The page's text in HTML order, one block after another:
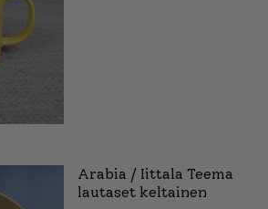
Arabia / Iittala Teema
lautaset keltainen